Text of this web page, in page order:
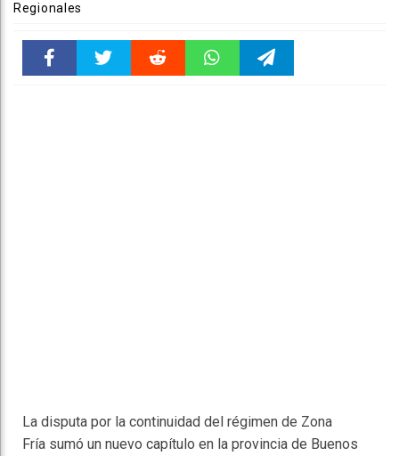
Regionales
La disputa por la continuidad del régimen de Zona
Fría sumó un nuevo capítulo en la provincia de Buenos